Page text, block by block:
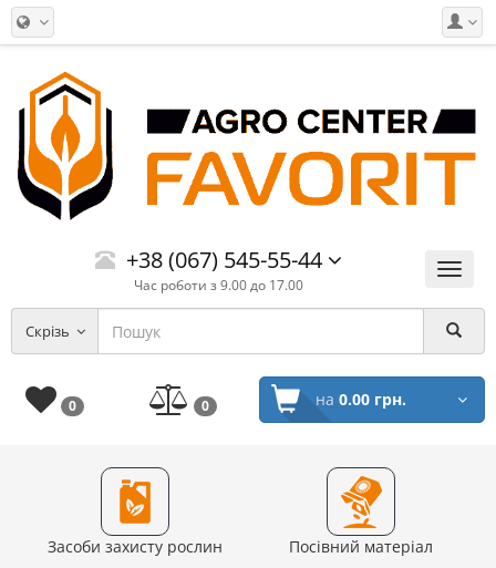
Меню
+38 (067) 545-55-44
Час роботи з 9.00 до 17.00
Скрізь
0 0 на 0.00 грн.
Засоби захисту рослин Посівний матеріал